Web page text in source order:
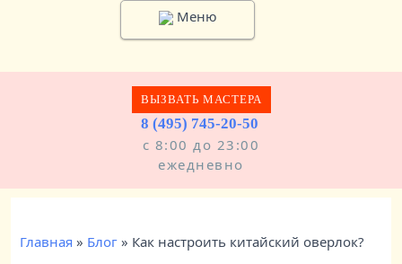
Меню
ВЫЗВАТЬ МАСТЕРА
8 (495) 745-20-50
с 8:00 до 23:00
ежедневно
Главная » Блог » Как настроить китайский оверлок?